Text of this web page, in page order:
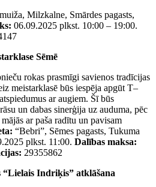
Milzkalne, Smārdes pagasts,
06.09.2025 plkst. 10:00 – 19:00.
Sēmē
rokas prasmīgi savienos tradīcijas
meistarklasē būs iespēja apgūt T–
ar augiem. Šī būs
un dabas sinerģija uz auduma, pēc
ar paša radītu un pavisam
“Bebri”, Sēmes pagasts, Tukuma
plkst. 11:00. Dalības maksa:
29355862
Indriķis” atklāšana